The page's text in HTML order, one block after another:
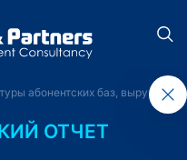
абонентских баз, выручки
ОТЧЕТ